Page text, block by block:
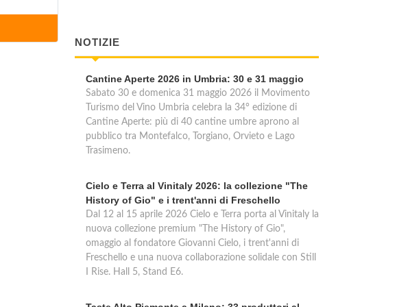
NOTIZIE
Cantine Aperte 2026 in Umbria: 30 e 31 maggio
Sabato 30 e domenica 31 maggio 2026 il Movimento
Turismo del Vino Umbria celebra la 34° edizione di
Cantine Aperte: più di 40 cantine umbre aprono al
pubblico tra Montefalco, Torgiano, Orvieto e Lago
Trasimeno.
Cielo e Terra al Vinitaly 2026: la collezione "The
History of Gio" e i trent'anni di Freschello
Dal 12 al 15 aprile 2026 Cielo e Terra porta al Vinitaly la
nuova collezione premium "The History of Gio",
omaggio al fondatore Giovanni Cielo, i trent'anni di
Freschello e una nuova collaborazione solidale con Still
I Rise. Hall 5, Stand E6.